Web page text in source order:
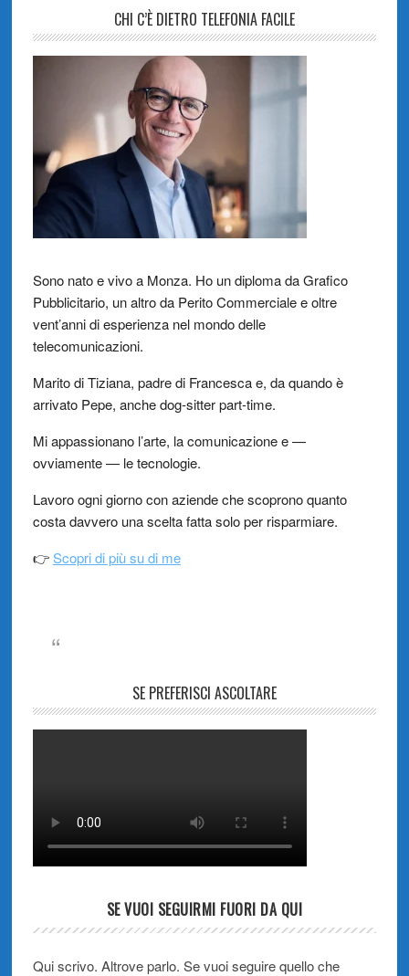
CHI C’È DIETRO TELEFONIA FACILE
Sono nato e vivo a Monza. Ho un diploma da Grafico
Pubblicitario, un altro da Perito Commerciale e oltre
vent’anni di esperienza nel mondo delle
telecomunicazioni.
Marito di Tiziana, padre di Francesca e, da quando è
arrivato Pepe, anche dog-sitter part-time.
Mi appassionano l’arte, la comunicazione e —
ovviamente — le tecnologie.
Lavoro ogni giorno con aziende che scoprono quanto
costa davvero una scelta fatta solo per risparmiare.
👉Scopri di più su di me
SE PREFERISCI ASCOLTARE
SE VUOI SEGUIRMI FUORI DA QUI
Qui scrivo. Altrove parlo. Se vuoi seguire quello che